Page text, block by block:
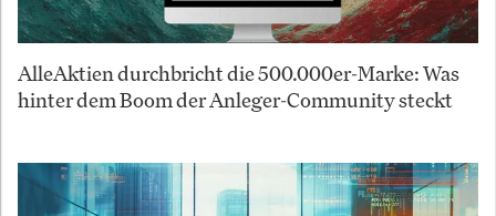
AlleAktien durchbricht die 500.000er-Marke: Was
hinter dem Boom der Anleger-Community steckt